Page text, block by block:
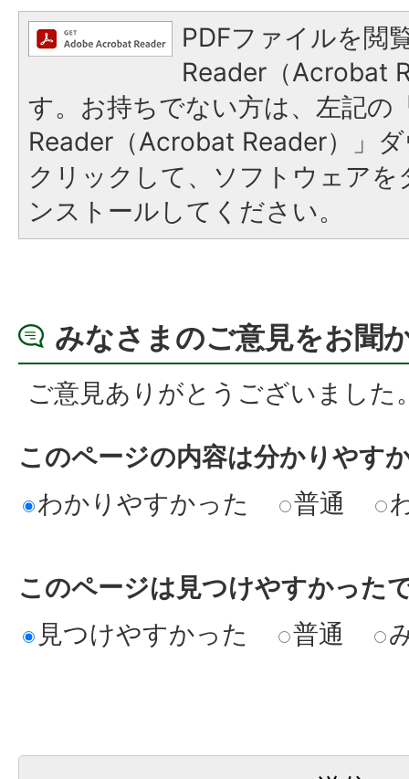
PDFファイルを閲
Reader（Acrobat
す。お持ちでない方は、左記の
Reader（Acrobat Reader）」
クリックして、ソフトウェア
ンストールしてください。
みなさまのご意見をお聞
ご意見ありがとうございました
このページの内容は分かりやす
わかりやすかった
普通
このページは見つけやすかった
見つけやすかった
普通